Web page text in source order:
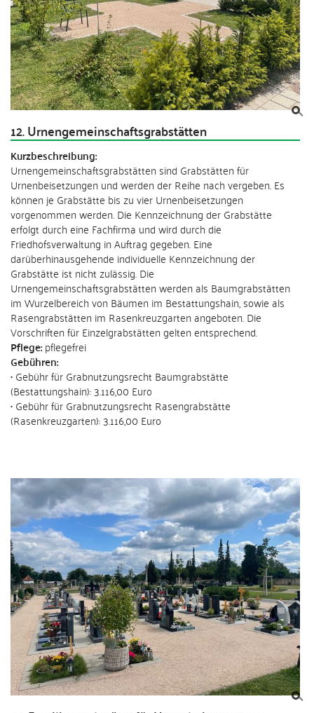
12. Urnengemeinschaftsgrabstätten
Kurzbeschreibung:
Urnengemeinschaftsgrabstätten sind Grabstätten für
Urnenbeisetzungen und werden der Reihe nach vergeben. Es
können je Grabstätte bis zu vier Urnenbeisetzungen
vorgenommen werden. Die Kennzeichnung der Grabstätte
erfolgt durch eine Fachfirma und wird durch die
Friedhofsverwaltung in Auftrag gegeben. Eine
darüberhinausgehende individuelle Kennzeichnung der
Grabstätte ist nicht zulässig. Die
Urnengemeinschaftsgrabstätten werden als Baumgrabstätten
im Wurzelbereich von Bäumen im Bestattungshain, sowie als
Rasengrabstätten im Rasenkreuzgarten angeboten. Die
Vorschriften für Einzelgrabstätten gelten entsprechend.
Pflege:pflegefrei
Gebühren:
• Gebühr für Grabnutzungsrecht Baumgrabstätte
(Bestattungshain): 3.116,00 Euro
• Gebühr für Grabnutzungsrecht Rasengrabstätte
(Rasenkreuzgarten): 3.116,00 Euro